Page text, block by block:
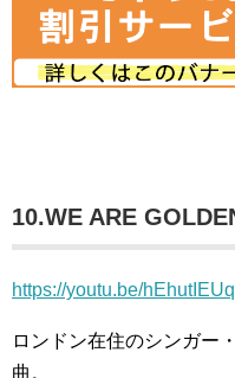
10.WE ARE
https://youtu.be/
ロンドン在住のシンガー
曲。